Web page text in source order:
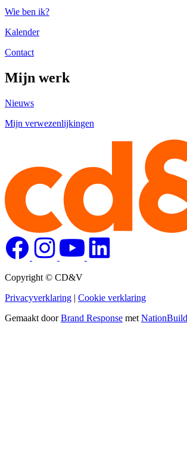
Wie ben ik?
Kalender
Contact
Mijn werk
Nieuws
Mijn verwezenlijkingen
Copyright © CD&V
Privacyverklaring | Cookie verklaring
Gemaakt doorBrand Response met